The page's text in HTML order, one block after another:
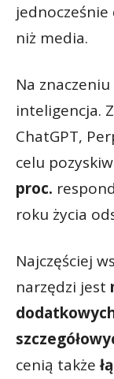
niż media.
Na
inteligencja.
ChatGPT,
celu
proc.
roku życia
Najczęściej
narzędzi jest
cenią także